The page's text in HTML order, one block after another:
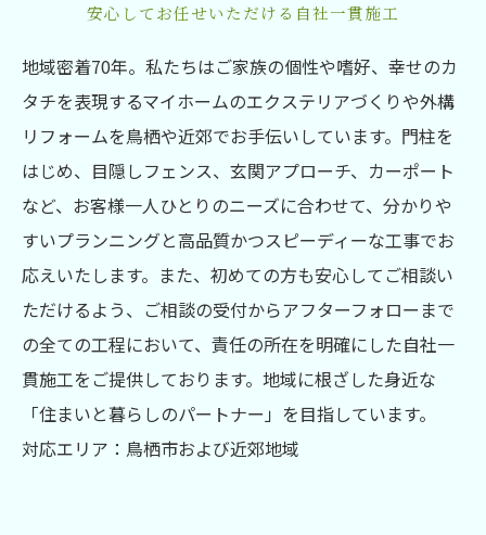
安心してお任せいただける自社一貫施工
地域密着70年。私たちはご家族の個性や嗜好、幸せのカ
タチを表現するマイホームのエクステリアづくりや外構
リフォームを鳥栖や近郊でお手伝いしています。門柱を
はじめ、目隠しフェンス、玄関アプローチ、カーポート
など、お客様一人ひとりのニーズに合わせて、分かりや
すいプランニングと高品質かつスピーディーな工事でお
応えいたします。また、初めての方も安心してご相談い
ただけるよう、ご相談の受付からアフターフォローまで
の全ての工程において、責任の所在を明確にした自社一
貫施工をご提供しております。地域に根ざした身近な
「住まいと暮らしのパートナー」を目指しています。
対応エリア：鳥栖市および近郊地域